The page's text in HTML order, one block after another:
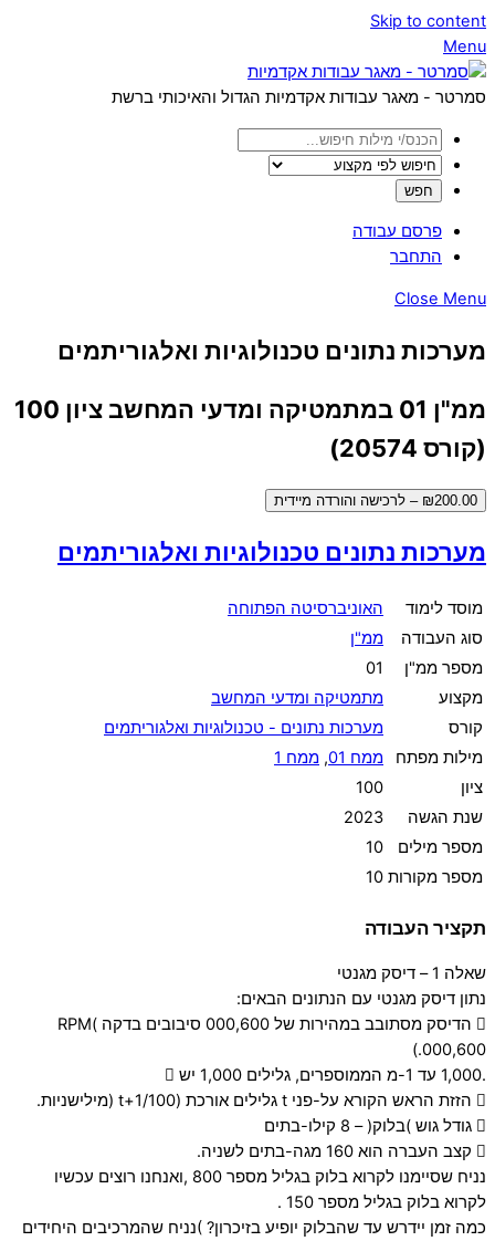
Skip to content
Menu
סמרטר - מאגר עבודות אקדמיות הגדול והאיכותי ברשת
פרסם עבודה
התחבר
Close Menu
מערכות נתונים טכנולוגיות ואלגוריתמים
ממ"ן 01 במתמטיקה ומדעי המחשב ציון 100
(קורס 20574)
₪200.00 – לרכישה והורדה מיידית
מערכות נתונים טכנולוגיות ואלגוריתמים
מוסד לימוד
האוניברסיטה הפתוחה
סוג העבודה
ממ"ן
מספר ממ"ן
01
מקצוע
מתמטיקה ומדעי המחשב
קורס
מערכות נתונים - טכנולוגיות ואלגוריתמים
מילות מפתח
ממח 01 , ממח 1
ציון
100
שנת הגשה
2023
מספר מילים
10
מספר מקורות 10
תקציר העבודה
שאלה 1 – דיסק מגנטי
נתון דיסק מגנטי עם הנתונים הבאים:
 הדיסק מסתובב במהירות של 000,600 סיבובים בדקה )RPM
000,600.)
.1,000 עד 1-מ הממוספרים, גלילים 1,000 יש 
 הזזת הראש הקורא על-פני t גלילים אורכת (100/t+1 (מילישניות.
 גודל גוש )בלוק( – 8 קילו-בתים
 קצב העברה הוא 160 מגה-בתים לשניה.
נניח שסיימנו לקרוא בלוק בגליל מספר 800 ,ואנחנו רוצים עכשיו
לקרוא בלוק בגליל מספר 150 .
כמה זמן יידרש עד שהבלוק יופיע בזיכרון? )נניח שהמרכיבים היחידים